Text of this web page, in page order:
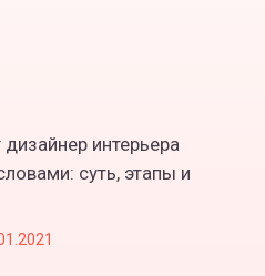
интерьера
суть, этапы и